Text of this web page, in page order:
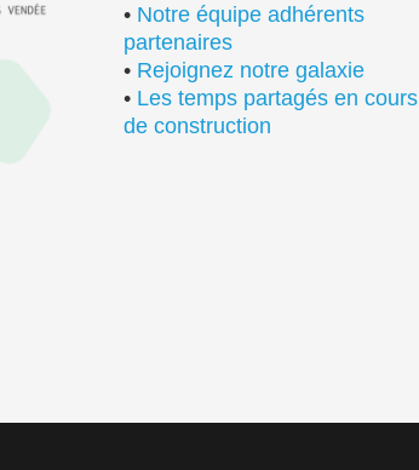
• Notre équipe adhérents
partenaires
• Rejoignez notre galaxie
• Les temps partagés en cours
de construction